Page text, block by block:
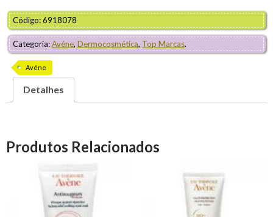
Código: 6918078
Categoria:Avéne, Dermocosmética, Top Marcas.
Avéne
Detalhes
Produtos Relacionados